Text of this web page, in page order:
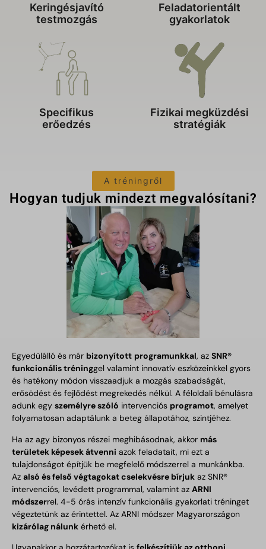
Keringésjavító
testmozgás
Feladatorientált
gyakorlatok
Specifikus
erőedzés
Fizikai megküzdési
stratégiák
A tréningről
Hogyan tudjuk mindezt megvalósítani?
Egyedülálló és már bizonyított programunkkal, az SNR®
funkcionális tréninggel valamint innovatív eszközeinkkel gyors
és hatékony módon visszaadjuk a mozgás szabadságát,
erősödést és fejlődést megrekedés nélkül. A féloldali bénulásra
adunk egy személyre szóló intervenciós programot, amelyet
folyamatosan adaptálunk a beteg állapotához, szintjéhez.
Ha az agy bizonyos részei meghibásodnak, akkor más
területek képesek átvenni azok feladatait, mi ezt a
tulajdonságot építjük be megfelelő módszerrel a munkánkba.
Az alsó és felső végtagokat cselekvésre bírjuk az SNR®
intervenciós, levédett programmal, valamint az ARNI
módszerrel. 4-5 órás intenzív funkcionális gyakorlati tréninget
végeztetünk az érintettel. Az ARNI módszer Magyarországon
kizárólag nálunk érhető el.